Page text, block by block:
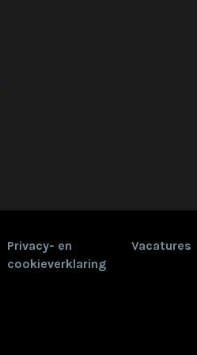
Privacy- en
cookieverklaring
Vacatures